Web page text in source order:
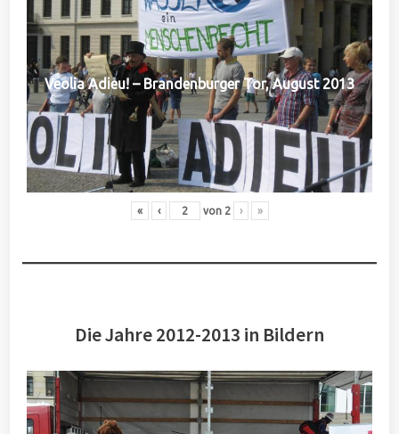
Veolia Adieu! – Brandenburger Tor, August 2013
« ‹ von 2 › »
Die Jahre 2012-2013 in Bildern